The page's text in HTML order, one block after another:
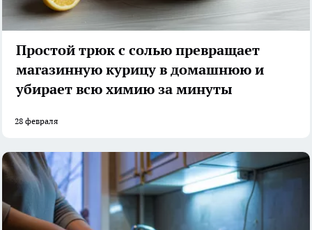
Простой трюк с солью превращает
магазинную курицу в домашнюю и
убирает всю химию за минуты
28 февраля